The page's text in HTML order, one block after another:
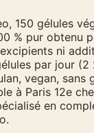
150 gélules
% pur obtenu
ni
par jour (2
vegan, sans
à Paris 12e
en